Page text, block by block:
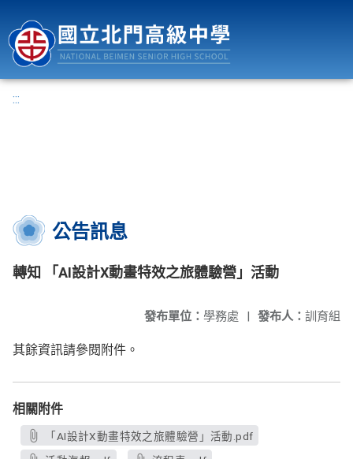
:::
公告訊息
轉知 「AI設計X動畫特效之旅體驗營」活動
發布人： 訓育組
發布單位： 學務處 |
其餘資訊請參閱附件。
相關附件
「AI設計X動畫特效之旅體驗營」活動.pdf